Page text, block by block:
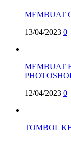
MEMBUAT
13/04/2023 0
MEMBUAT
12/04/2023 0
TOMBOL